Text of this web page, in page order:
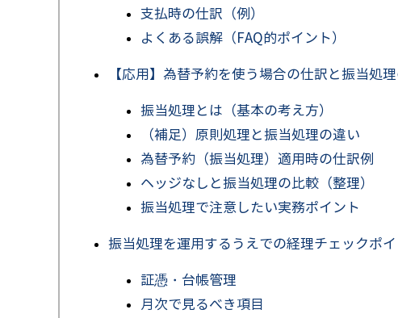
支払時の仕訳（例）
よくある誤解（FAQ的ポイント）
【応用】為替予約を使う場合の仕訳と振当処
振当処理とは（基本の考え方）
（補足）原則処理と振当処理の違い
為替予約（振当処理）適用時の仕訳例
ヘッジなしと振当処理の比較（整理）
振当処理で注意したい実務ポイント
振当処理を運用するうえでの経理チェックポイ
証憑・台帳管理
月次で見るべき項目